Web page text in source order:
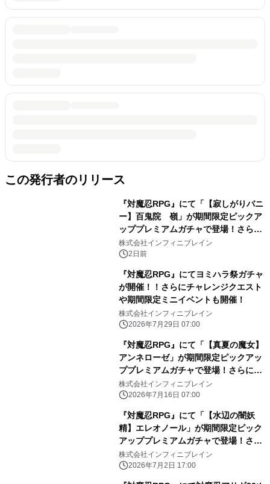
この発行者のリリース
『対魔忍RPG』にて「【寂しがりバニ
ー】百鬼院 嶺」が期間限定ピックア
ッププレミアムガチャで登場！さらに
マップイベント「バニーとヨミハラク
ライシス」が開催！
株式会社インフィニブレイン
2日前
『対魔忍RPG』にてヨミハラ祭ガチャ
が開催！！さらにチャレンジクエスト
や期間限定ミニイベントも開催！
株式会社インフィニブレイン
2026年7月29日 07:00
『対魔忍RPG』にて「【真夏の魔女】
アンネローゼ」が期間限定ピックアッ
ププレミアムガチャで登場！さらにレ
イドイベント「海開きと呪いの屋敷」
が開催！
株式会社インフィニブレイン
2026年7月16日 07:00
『対魔忍RPG』にて「【水辺の闇妖
精】エレオノール」が期間限定ピック
アッププレミアムガチャで登場！さら
にストーリーイベント「浜辺のスクラ
ップ」が開催！
株式会社インフィニブレイン
2026年7月2日 17:00